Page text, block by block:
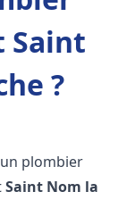
Saint
?
plombier
Saint Nom la